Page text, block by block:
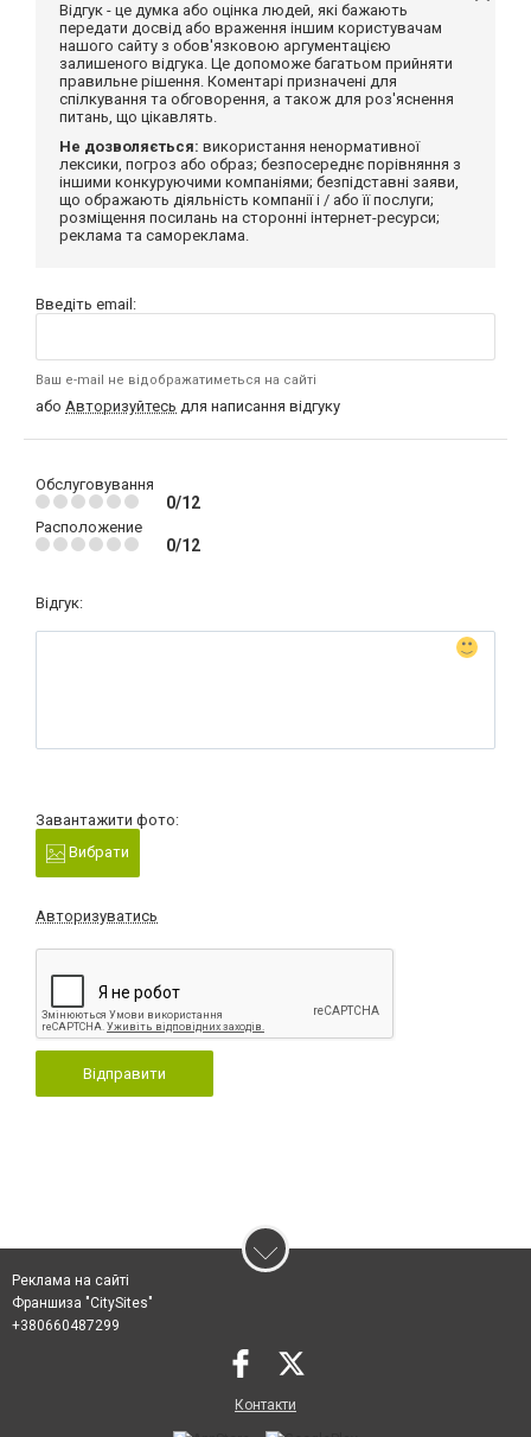
Відгук - це думка або оцінка людей, які бажають
передати досвід або враження іншим користувачам
нашого сайту з обов'язковою аргументацією
залишеного відгука. Це допоможе багатьом прийняти
правильне рішення. Коментарі призначені для
спілкування та обговорення, а також для роз'яснення
питань, що цікавлять.
Не дозволяється: використання ненормативної
лексики, погроз або образ; безпосереднє порівняння з
іншими конкуруючими компаніями; безпідставні заяви,
що ображають діяльність компанії і / або її послуги;
розміщення посилань на сторонні інтернет-ресурси;
реклама та самореклама.
Введіть email:
Ваш e-mail не відображатиметься на сайті
або Авторизуйтесь для написання відгуку
Обслуговування
0/12
Расположение
0/12
Відгук:
Завантажити фото:
Вибрати
Авторизуватись
Відправити
Реклама на сайті
Франшиза "CitySites"
+380660487299
Контакти